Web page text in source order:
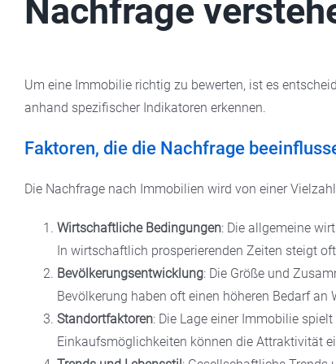
Nachfrage
Um eine Immobilie richtig zu bewerten, ist es
anhand spezifischer Indikatoren erkennen.
Faktoren, die die Nachfrage
Die Nachfrage nach Immobilien wird von einer
Wirtschaftliche Bedingungen: Die allgemeine
In wirtschaftlich prosperierenden Zeiten steigt
Bevölkerungsentwicklung: Die Größe und
Bevölkerung haben oft einen höheren Bedarf an
Standortfaktoren: Die Lage einer Immobilie
Einkaufsmöglichkeiten können die Attraktivität